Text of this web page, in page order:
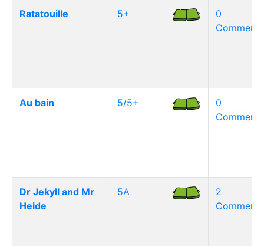
Ratatouille 5+
0
Au bain 5/5+
0
Dr Jekyll and Mr
Heide
5A
2